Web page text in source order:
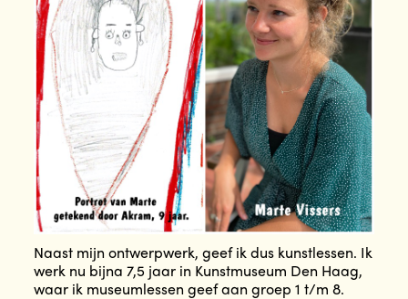
Naast mijn ontwerpwerk, geef ik dus kunstlessen. Ik
werk nu bijna 7,5 jaar in Kunstmuseum Den Haag,
waar ik museumlessen geef aan groep 1 t/m 8.